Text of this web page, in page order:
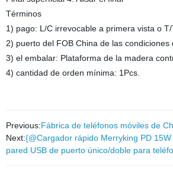
Términos
1) pago: L/C irrevocable a primera vista o T/
2) puerto del FOB China de las
3) el embalar: Plataforma de la madera
4) cantidad de orden mínima: 1Pcs.
Previous:Fábrica de teléfonos móviles de
Next:{@Cargador rápido Merryking PD
pared USB de puerto único/doble para